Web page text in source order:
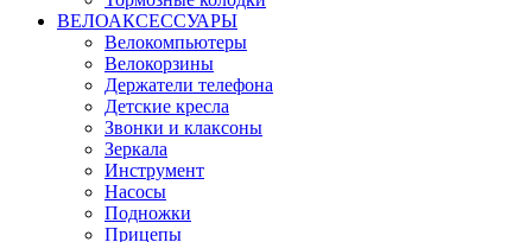
ВЕЛОАКСЕССУАРЫ
Велокомпьютеры
Велокорзины
Держатели телефона
Детские кресла
Звонки и клаксоны
Зеркала
Инструмент
Насосы
Подножки
Прицепы